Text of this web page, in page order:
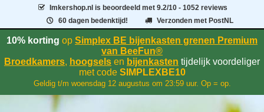
Imkershop.nl is beoordeeld met9.2/10 - 1052 reviews
60 dagen bedenktijd!
Verzonden met PostNL
10% korting op Simplex BE bijenkasten grenen Premium
van BeeFun®
Broedkamers, hoogsels en bijenkasten tijdelijk voordeliger
met codeSIMPLEXBE10
Geldig t/m woensdag 12 augustus om 23:59 uur. Op = op.